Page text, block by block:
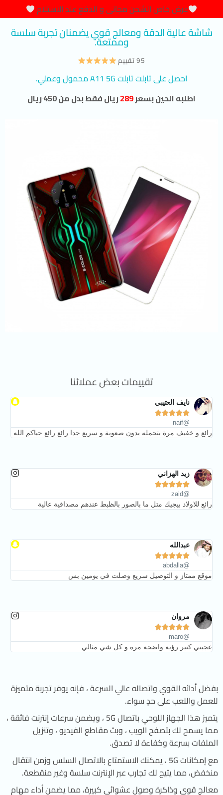
عرض خاص الشحن مجانى و الدفع عند الاستلام
شاشة عالية الدقة ومعالج قوي يضمنان تجربة سلسة
وممتعة.
95 تقييم
احصل على تابلت تابلت A11 5G محمول وعملي.
اطلبه الحين بسعر289ريال فقط بدل من450ريال
تقييمات بعض عملائنا
نايف العتيبي





@naif
رائع و خفيف مرة بتحمله بدون صعوبة و سريع جدا رائع رائع حياكم الله
زيد الهزاني





@zaid
رائع للاولاد بيجيك متل ما بالصور بالظبط عندهم مصداقية عالية
عبدالله





@abdalla
موقع ممتاز و التوصيل سريع وصلت في يومين بس
مروان





@maro
عجبني كتير رؤية واضحة مرة و كل شي مثالي
بفضل أدائه القوي واتصاله عالي السرعة ، فإنه يوفر تجربة متميزة
للعمل واللعب على حدٍ سواء.
يتميز هذا الجهاز اللوحي باتصال 5G ، ويضمن سرعات إنترنت فائقة ،
مما يسمح لك بتصفح الويب ، وبث مقاطع الفيديو ، وتنزيل
الملفات بسرعة وكفاءة لا تصدق.
مع إمكانات 5G ، يمكنك الاستمتاع بالاتصال السلس وزمن انتقال
منخفض، مما يتيح لك تجارب عبر الإنترنت سلسة وغير منقطعة.
معالج قوي وذاكرة وصول عشوائي كبيرة، مما يضمن أداء مهام